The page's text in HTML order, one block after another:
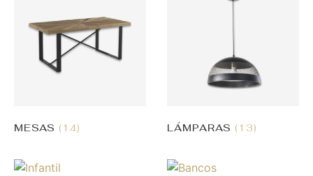
MESAS (14) LÁMPARAS (13)